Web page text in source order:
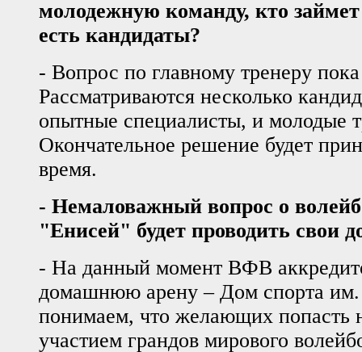
молодежную команду, кто
есть кандидаты?
- Вопрос по главному тренеру
Рассматриваются несколько
опытные специалисты, и молодые
Окончательное решение будет
время.
- Немаловажный вопрос о
"Енисей" будет проводить свои
- На данный момент ВФВ
домашнюю арену – Дом спорта
понимаем, что желающих попасть
участием грандов мирового